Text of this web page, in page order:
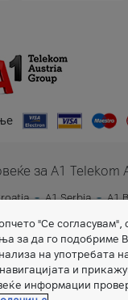
за A1 Telekom
A1 Serbia A1
"Се согласувам",
за да го подобриме
на употребата
и
информации